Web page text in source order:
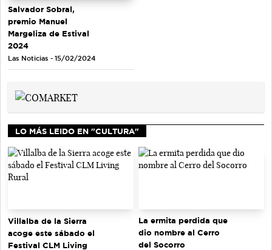
Salvador Sobral,
premio Manuel
Margeliza de Estival
2024
Las Noticias - 15/02/2024
LO MÁS LEIDO EN "CULTURA"
Villalba de la Sierra
acoge este sábado el
Festival CLM Living
La ermita perdida que
dio nombre al Cerro
del Socorro